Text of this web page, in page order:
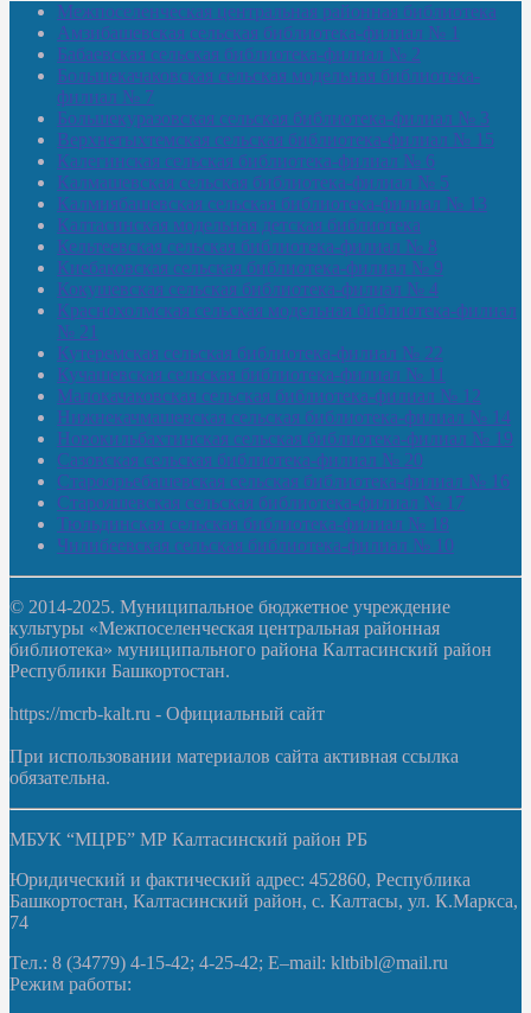
Межпоселенческая центральная районная библиотека
Амзибашевская сельская библиотека-филиал № 1
Бабаевская сельская библиотека-филиал № 2
Большекачаковская сельская модельная библиотека-
филиал № 7
Большекуразовская сельская библиотека-филиал № 3
Верхнетыхтемская сельская библиотека-филиал № 15
Калегинская сельская библиотека-филиал № 6
Калмашевская сельская библиотека-филиал № 5
Калмиябашевская сельская библиотека-филиал № 13
Калтасинская модельная детская библиотека
Кельтеевская сельская библиотека-филиал № 8
Киебаковская сельская библиотека-филиал № 9
Кокушевская сельская библиотека-филиал № 4
Краснохолмская сельская модельная библиотека-филиал
№ 21
Кутеремская сельская библиотека-филиал № 22
Кучашевская сельская библиотека-филиал № 11
Малокачаковская сельская библиотека-филиал № 12
Нижнекачмашевская сельская библиотека-филиал № 14
Новокильбахтинская сельская библиотека-филиал № 19
Сазовская сельская библиотека-филиал № 20
Староорьебашевская сельская библиотека-филиал № 16
Старояшевская сельская библиотека-филиал № 17
Тюльдинская сельская библиотека-филиал № 18
Чилибеевская сельская библиотека-филиал № 10
© 2014-2025. Муниципальное бюджетное учреждение
культуры «Межпоселенческая центральная районная
библиотека» муниципального района Калтасинский район
Республики Башкортостан.
https://mcrb-kalt.ru - Официальный сайт
При использовании материалов сайта активная ссылка
обязательна.
МБУК “МЦРБ” МР Калтасинский район РБ
Юридический и фактический адрес: 452860, Республика
Башкортостан, Калтасинский район, с. Калтасы, ул. К.Маркса,
74
Тел.: 8 (34779) 4-15-42; 4-25-42; E–mail: kltbibl@mail.ru
Режим работы: